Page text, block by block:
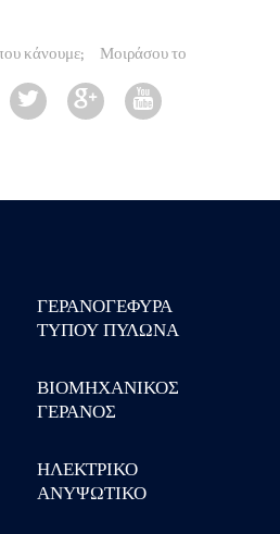
κάνουμε; Μοιράσου το
ΓΕΡΑΝΟΓΈΦΥΡΑ
ΤΎΠΟΥ ΠΥΛΏΝΑ
ΒΙΟΜΗΧΑΝΙΚΌΣ
ΓΕΡΑΝΌΣ
ΗΛΕΚΤΡΙΚΌ
ΑΝΥΨΩΤΙΚΌ